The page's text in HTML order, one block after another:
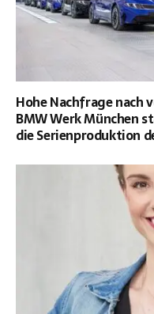
Hohe Nachfrage nach
BMW Werk München
die Serienproduktion